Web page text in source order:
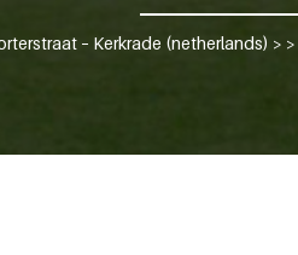
– Kerkrade (netherlands) > >